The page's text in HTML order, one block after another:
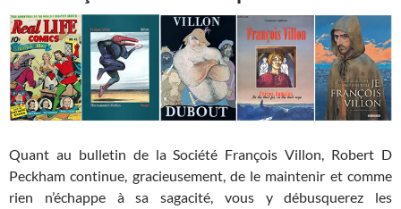
Quant au bulletin de la Société François Villon, Robert D
Peckham continue, gracieusement, de le maintenir et comme
rien n’échappe à sa sagacité, vous y débusquerez les